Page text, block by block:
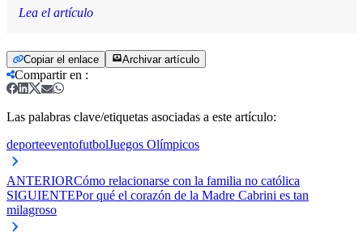
Lea el artículo
Copiar el enlace Archivar artículo
Compartir en :
Las palabras clave/etiquetas asociadas a este artículo:
deporteeventofutbolJuegos Olímpicos
ANTERIORCómo relacionarse con la familia no católica
SIGUIENTEPor qué el corazón de la Madre Cabrini es tan
milagroso